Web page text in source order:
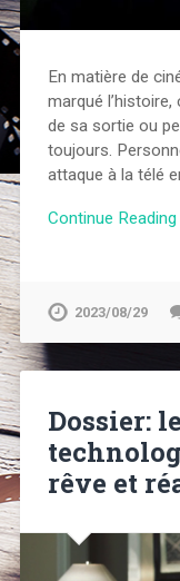
En matière de
marqué
de sa sortie ou
toujours.
attaque à la télé
Continue
2023/08/29
Dossier:
rêve et